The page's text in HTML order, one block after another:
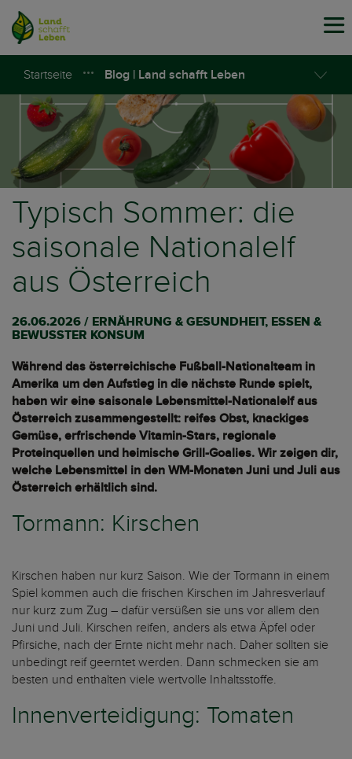
Startseite Blog | Land schafft Leben
Typisch Sommer: die
saisonale Nationalelf
aus Österreich
26.06.2026 / ERNÄHRUNG & GESUNDHEIT, ESSEN &
BEWUSSTER KONSUM
Während das österreichische Fußball-Nationalteam in
Amerika um den Aufstieg in die nächste Runde spielt,
haben wir eine saisonale Lebensmittel-Nationalelf aus
Österreich zusammengestellt: reifes Obst, knackiges
Gemüse, erfrischende Vitamin-Stars, regionale
Proteinquellen und heimische Grill-Goalies. Wir zeigen dir,
welche Lebensmittel in den WM-Monaten Juni und Juli aus
Österreich erhältlich sind.
Tormann: Kirschen
Kirschen haben nur kurz Saison. Wie der Tormann in einem
Spiel kommen auch die frischen Kirschen im Jahresverlauf
nur kurz zum Zug – dafür versüßen sie uns vor allem den
Juni und Juli. Kirschen reifen, anders als etwa Äpfel oder
Pfirsiche, nach der Ernte nicht mehr nach. Daher sollten sie
unbedingt reif geerntet werden. Dann schmecken sie am
besten und enthalten viele wertvolle Inhaltsstoffe.
Innenverteidigung: Tomaten